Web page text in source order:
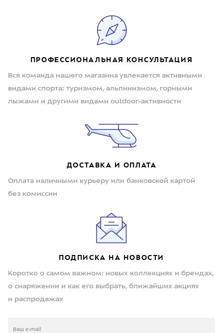
ПРОФЕССИОНАЛЬНАЯ КОНСУЛЬТАЦИЯ
Вся команда нашего магазина увлекается активными
видами спорта: туризмом, альпинизмом, горными
лыжами и другими видами outdoor-активности
ДОСТАВКА И ОПЛАТА
Оплата наличными курьеру или банковской картой
без комиссии
ПОДПИСКА НА НОВОСТИ
Коротко о самом важном: новых коллекциях и брендах,
о снаряжении и как его выбрать, ближайших акциях
и распродажах